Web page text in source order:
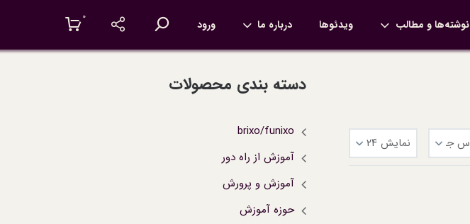
۰
نوشته‌ها و مطالب ویدئوها درباره ما ورود
دسته بندی محصولات
brixo/funixo
آموزش از راه دور
آموزش و پرورش
حوزه آموزش